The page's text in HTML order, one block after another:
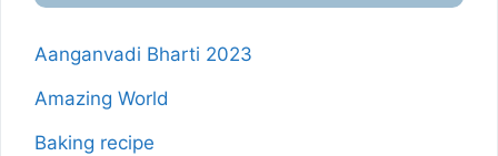
Aanganvadi Bharti 2023
Amazing World
Baking recipe